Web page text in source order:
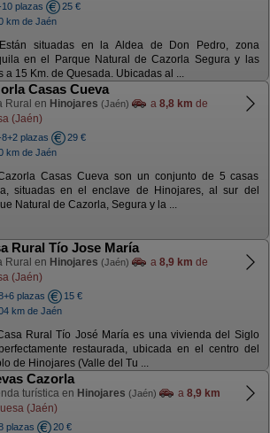
plazas
25 €
km de Jaén
situadas en la Aldea de Don Pedro, zona
en el Parque Natural de Cazorla Segura y las
a 15 Km. de Quesada. Ubicadas al ...
Casas Cueva
Rural en Hinojares (Jaén) a 8,8 km de
(Jaén)
plazas
29 €
km de Jaén
Casas Cueva son un conjunto de 5 casas
situadas en el enclave de Hinojares, al sur del
Natural de Cazorla, Segura y la ...
Rural Tío Jose María
Rural en Hinojares (Jaén) a 8,9 km de
(Jaén)
plazas
15 €
km de Jaén
Rural Tío José María es una vivienda del Siglo
restaurada, ubicada en el centro del
de Hinojares (Valle del Tu ...
Cazorla
turística en Hinojares (Jaén) a 8,9 km
(Jaén)
plazas
20 €